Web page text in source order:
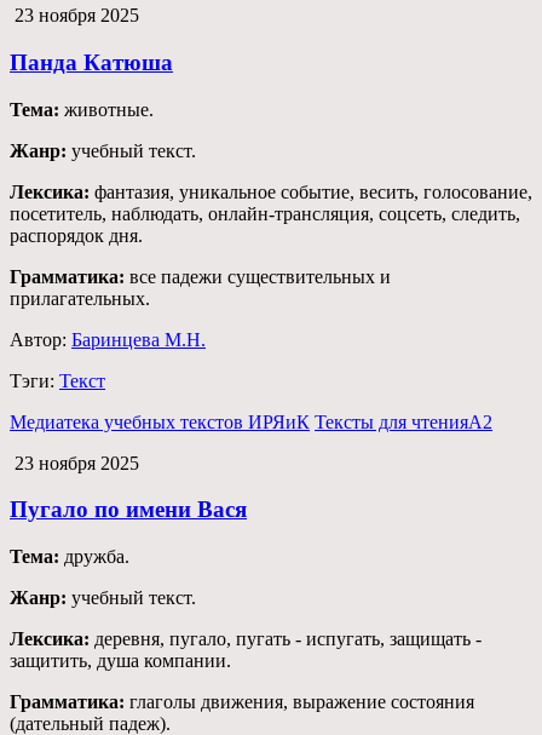
23 ноября 2025
Панда Катюша
Тема: животные.
Жанр: учебный текст.
Лексика: фантазия, уникальное событие, весить, голосование,
посетитель, наблюдать, онлайн-трансляция, соцсеть, следить,
распорядок дня.
Грамматика: все падежи существительных и
прилагательных.
Автор: Баринцева М.Н.
Тэги: Текст
Медиатека учебных текстов ИРЯиК Тексты для чтенияА2
23 ноября 2025
Пугало по имени Вася
Тема: дружба.
Жанр: учебный текст.
Лексика: деревня, пугало, пугать - испугать, защищать -
защитить, душа компании.
Грамматика: глаголы движения, выражение состояния
(дательный падеж).